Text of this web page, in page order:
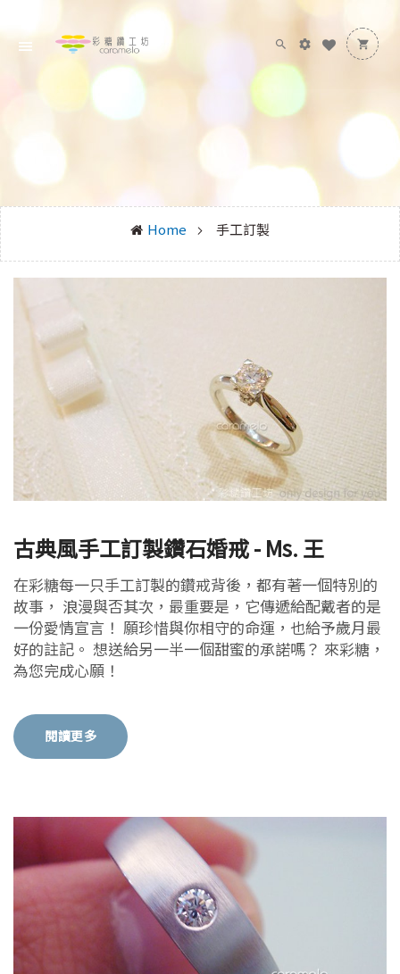
Home 手工訂製
古典風手工訂製鑽石婚戒 - Ms. 王
在彩糖每一只手工訂製的鑽戒背後，都有著一個特別的
故事， 浪漫與否其次，最重要是，它傳遞給配戴者的是
一份愛情宣言！ 願珍惜與你相守的命運，也給予歲月最
好的註記。 想送給另一半一個甜蜜的承諾嗎？ 來彩糖，
為您完成心願！
閱讀更多